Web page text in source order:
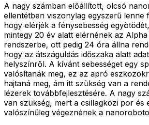
A nagy számban előállított, olcsó
ellentétben viszonylag egyszerű lenne
hogy elérjék a fénysebesség
mintegy 20 év alatt elérnének az
rendszerbe, ott pedig 24 óra állna
hogy az átszáguldás időszaka alatt
helyszínről. A kívánt sebességet egy
valósítanák meg, ez az apró
hajtaná meg, ám itt szükség van a
lézerek továbbfejlesztésére. A nagy
van szükség, mert a csillagközi por és
valószínűleg végeznének a